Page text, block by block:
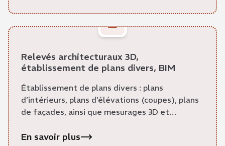
Relevés architecturaux 3D,
établissement de plans divers, BIM
Établissement de plans divers : plans
d’intérieurs, plans d’élévations (coupes), plans
de façades, ainsi que mesurages 3D et
En savoir plus